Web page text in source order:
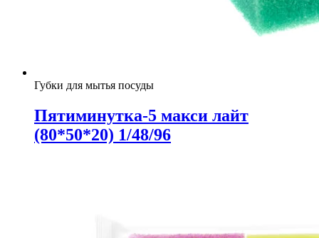
Губки для мытья посуды
Пятиминутка-5 макси лайт
(80*50*20) 1/48/96